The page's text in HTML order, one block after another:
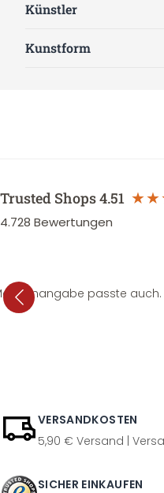
Künstler
Kunstform
Trusted Shops4.51
4.728 Bewertungen
passte
VERSANDKOSTEN
5,90 € Versand |
SICHER EINKAUFEN